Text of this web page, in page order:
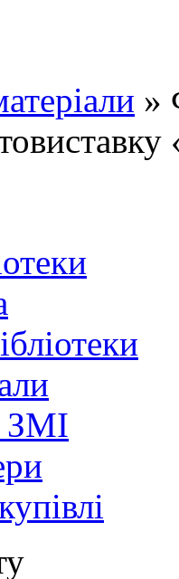
»
ЗМІ